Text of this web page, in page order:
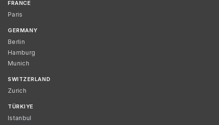
FRANCE
Paris
GERMANY
Berlin
Hamburg
Munich
SWITZERLAND
Zurich
TÜRKIYE
Istanbul